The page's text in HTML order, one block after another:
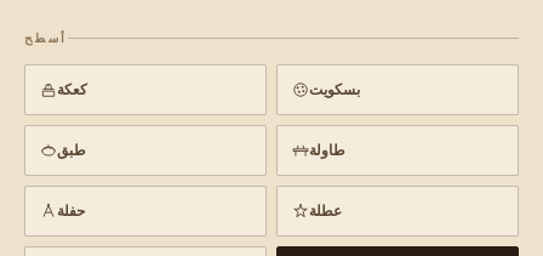
أسطح
كعكة بسكويت
طبق طاولة
حفلة عطلة